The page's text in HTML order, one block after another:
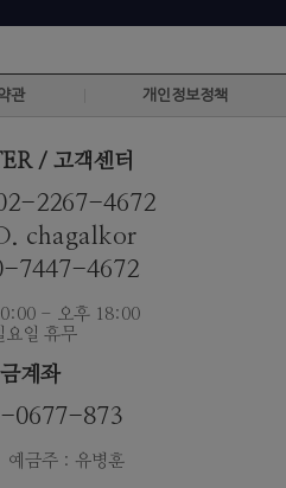
관 개인정보정책
/ 고객센터
2267-4672
chagalkor
7447-4672
- 오후 18:00
요일 휴무
계좌
0677-873
예금주 : 유병훈